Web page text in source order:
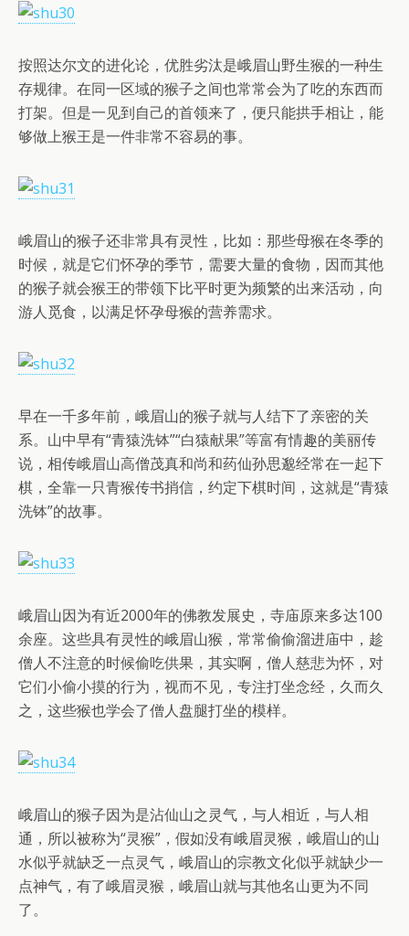
按照达尔文的进化论，优胜劣汰是峨眉山野生猴的一种生
存规律。在同一区域的猴子之间也常常会为了吃的东西而
打架。但是一见到自己的首领来了，便只能拱手相让，能
够做上猴王是一件非常不容易的事。
峨眉山的猴子还非常具有灵性，比如：那些母猴在冬季的
时候，就是它们怀孕的季节，需要大量的食物，因而其他
的猴子就会猴王的带领下比平时更为频繁的出来活动，向
游人觅食，以满足怀孕母猴的营养需求。
早在一千多年前，峨眉山的猴子就与人结下了亲密的关
系。山中早有“青猿洗钵”“白猿献果”等富有情趣的美丽传
说，相传峨眉山高僧茂真和尚和药仙孙思邈经常在一起下
棋，全靠一只青猴传书捎信，约定下棋时间，这就是“青猿
洗钵”的故事。
峨眉山因为有近2000年的佛教发展史，寺庙原来多达100
余座。这些具有灵性的峨眉山猴，常常偷偷溜进庙中，趁
僧人不注意的时候偷吃供果，其实啊，僧人慈悲为怀，对
它们小偷小摸的行为，视而不见，专注打坐念经，久而久
之，这些猴也学会了僧人盘腿打坐的模样。
峨眉山的猴子因为是沾仙山之灵气，与人相近，与人相
通，所以被称为“灵猴”，假如没有峨眉灵猴，峨眉山的山
水似乎就缺乏一点灵气，峨眉山的宗教文化似乎就缺少一
点神气，有了峨眉灵猴，峨眉山就与其他名山更为不同
了。